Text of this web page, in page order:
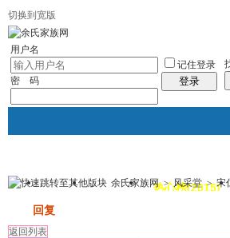
切换到宽版
用户名
密 码
记住登录
登录
我的 讨论区 热心榜(2015)
余氏家族网 > 风采堂 > 宋
回复
返回列表